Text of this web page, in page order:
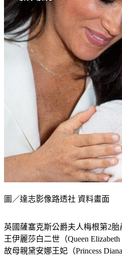
圖／達志影像路透社 資料畫面
英國薩塞克斯公爵夫人梅根第2
王伊麗莎白二世（Queen
故母親黛安娜王妃（Princess